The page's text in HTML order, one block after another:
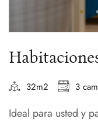
32m2 3
Ideal para usted y